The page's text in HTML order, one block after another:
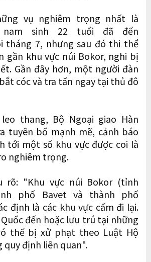
vụ nghiêm trọng nhất là
sinh 22 tuổi đã đến
tháng 7, nhưng sau đó thi thể
gần khu vực núi Bokor, nghi bị
Gần đây hơn, một người đàn
cóc và tra tấn ngay tại thủ đô
thang, Bộ Ngoại giao Hàn
tuyên bố mạnh mẽ, cảnh báo
tới một số khu vực được coi là
nghiêm trọng.
rõ: "Khu vực núi Bokor (tỉnh
phố Bavet và thành phố
định là các khu vực cấm đi lại.
đến hoặc lưu trú tại những
thể bị xử phạt theo Luật Hộ
quy định liên quan".